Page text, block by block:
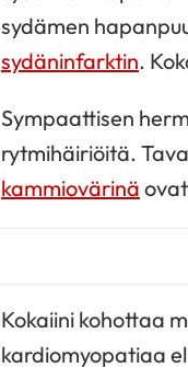
sydämen
sydäninfarktin.
Sympaattisen
rytmihäiriöitä.
kammiovärinä
Kokaiini kohottaa
kardiomyopatiaa